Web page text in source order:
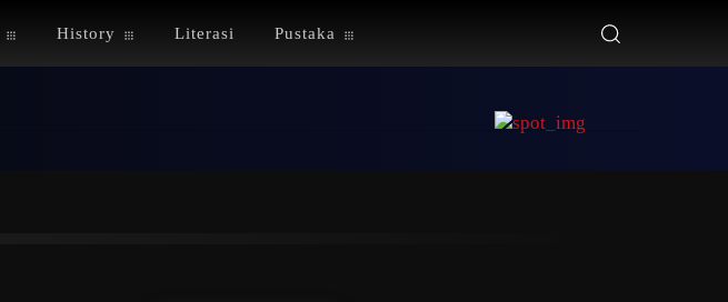
History Literasi Pustaka